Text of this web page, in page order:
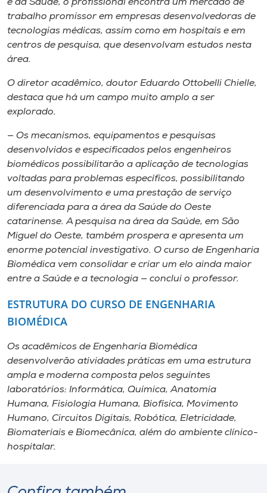
e da Saúde, o profissional encontra um mercado de
trabalho promissor em empresas desenvolvedoras de
tecnologias médicas, assim como em hospitais e em
centros de pesquisa, que desenvolvam estudos nesta
área.
O diretor acadêmico, doutor Eduardo Ottobelli Chielle,
destaca que há um campo muito amplo a ser
explorado.
— Os mecanismos, equipamentos e pesquisas
desenvolvidos e especificados pelos engenheiros
biomédicos possibilitarão a aplicação de tecnologias
voltadas para problemas específicos, possibilitando
um desenvolvimento e uma prestação de serviço
diferenciada para a área da Saúde do Oeste
catarinense. A pesquisa na área da Saúde, em São
Miguel do Oeste, também prospera e apresenta um
enorme potencial investigativo. O curso de Engenharia
Biomédica vem consolidar e criar um elo ainda maior
entre a Saúde e a tecnologia — conclui o professor.
ESTRUTURA DO CURSO DE ENGENHARIA
BIOMÉDICA
Os acadêmicos de Engenharia Biomédica
desenvolverão atividades práticas em uma estrutura
ampla e moderna composta pelos seguintes
laboratórios: Informática, Química, Anatomia
Humana, Fisiologia Humana, Biofísica, Movimento
Humano, Circuitos Digitais, Robótica, Eletricidade,
Biomateriais e Biomecânica, além do ambiente clínico-
hospitalar.